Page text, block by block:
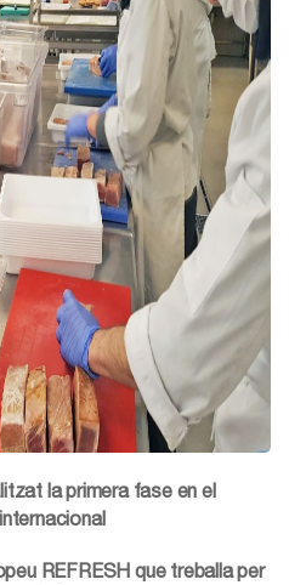
la primera fase en el
REFRESH que treballa per